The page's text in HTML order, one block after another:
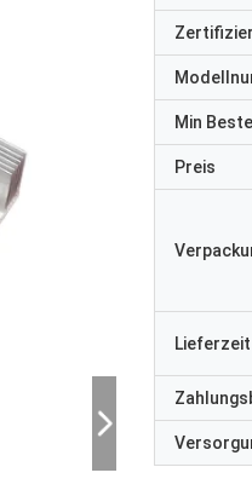
Min
Preis
Lieferzeit